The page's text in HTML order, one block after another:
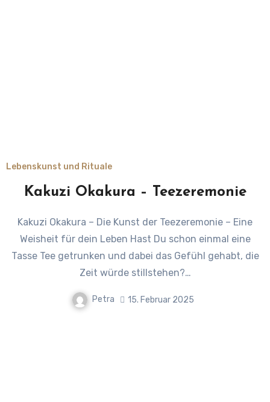
Lebenskunst und Rituale
Kakuzi Okakura – Teezeremonie
Kakuzi Okakura – Die Kunst der Teezeremonie – Eine
Weisheit für dein Leben Hast Du schon einmal eine
Tasse Tee getrunken und dabei das Gefühl gehabt, die
Zeit würde stillstehen?…
Petra 15. Februar 2025